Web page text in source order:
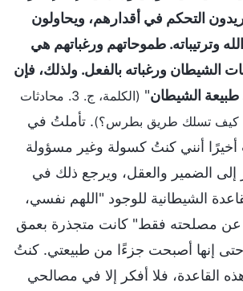
التحكم في أقدارهم، ويحاولون
وترتيباته. طموحاتهم ورغباتهم هي
الشيطان ورغباته بالفعل. ولذلك، فإن
طبيعة الشيطان"
(الكلمة، ج. 3. محادثات
كيف تسلك طريق بطرس؟). تأملتُ في
أخيرًا أنني كنتُ كسولة وغير مسؤولة
إلى الضمير والعقل، ويرجع ذلك في
الشيطانية للوجود "اللهم نفسي،
مصلحته فقط" كانت متجذرة بعمق
إنها أصبحت جزءًا من طبيعتي. كنتُ
القاعدة، فلا أفكر إلا في مصالحي